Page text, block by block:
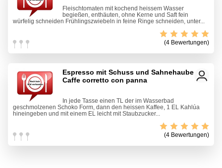
Fleischtomaten mit kochend heissem Wasser
begießen, enthäuten, ohne Kerne und Saft fein
würfelig schneiden Frühlingszwiebeln in feine Ringe schneiden, unter...
(4 Bewertungen)
Espresso mit Schuss und Sahnehaube -
Caffe corretto con panna
In jede Tasse einen TL der im Wasserbad
geschmolzenen Schoko Form, dann den heissen Kaffee, 1 EL Kahlúa
hineingeben und mit einem EL leicht mit Staubzucker...
(4 Bewertungen)